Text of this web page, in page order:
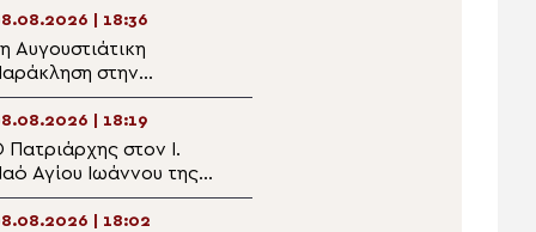
| 18:36
Αυγουστιάτικη
στην
| 18:19
Πατριάρχης στον I.
Αγίου Ιωάννου της
της
| 18:02